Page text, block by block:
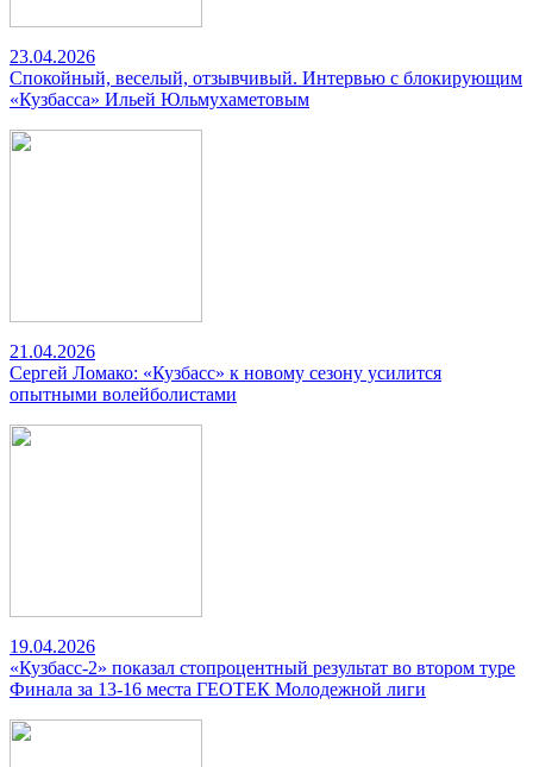
23.04.2026
Спокойный, веселый, отзывчивый. Интервью с блокирующим
«Кузбасса» Ильей Юльмухаметовым
21.04.2026
Сергей Ломако: «Кузбасс» к новому сезону усилится
опытными волейболистами
19.04.2026
«Кузбасс-2» показал стопроцентный результат во втором туре
Финала за 13-16 места ГЕОТЕК Молодежной лиги